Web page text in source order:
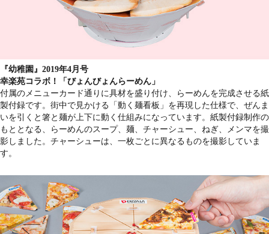
『幼稚園』2019年4月号
幸楽苑コラボ！「びょんびょんらーめん」
付属のメニューカード通りに具材を盛り付け、らーめんを完成させる紙
製付録です。街中で見かける「動く麺看板」を再現した仕様で、ぜんま
いを引くと箸と麺が上下に動く仕組みになっています。紙製付録制作の
もととなる、らーめんのスープ、麺、チャーシュー、ねぎ、メンマを撮
影しました。チャーシューは、一枚ごとに異なるものを撮影していま
す。